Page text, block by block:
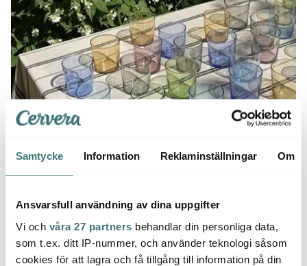
Samtycke Information Reklaminställningar Om
Ansvarsfull användning av dina uppgifter
Vi och våra 27 partners behandlar din personliga data,
som t.ex. ditt IP-nummer, och använder teknologi såsom
cookies för att lagra och få tillgång till information på din